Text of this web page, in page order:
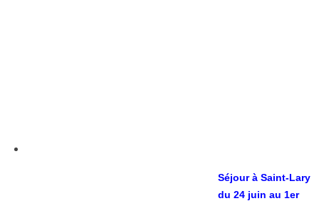
Séjour à Saint-Lary
du 24 juin au 1er